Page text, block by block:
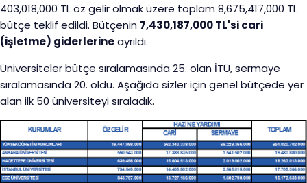
403,018,000 TL öz gelir olmak üzere toplam 8,675,417,000 TL
bütçe teklif edildi. Bütçenin 7,430,187,000 TL'si cari
(işletme) giderlerineayrıldı.
Üniversiteler bütçe sıralamasında 25. olan İTÜ, sermaye
sıralamasında 20. oldu. Aşağıda sizler için genel bütçede yer
alan ilk 50 üniversiteyi sıraladık.